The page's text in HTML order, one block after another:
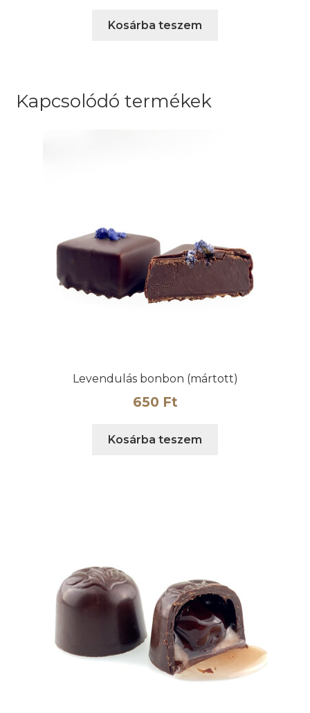
Kosárba teszem
Kapcsolódó termékek
Levendulás bonbon (mártott)
650 Ft
Kosárba teszem